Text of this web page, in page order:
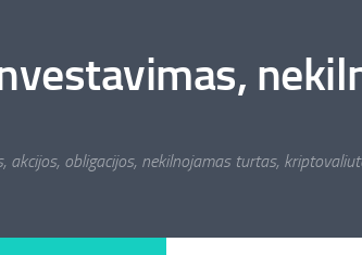
akcijos, obligacijos, nekilnojamas turtas,